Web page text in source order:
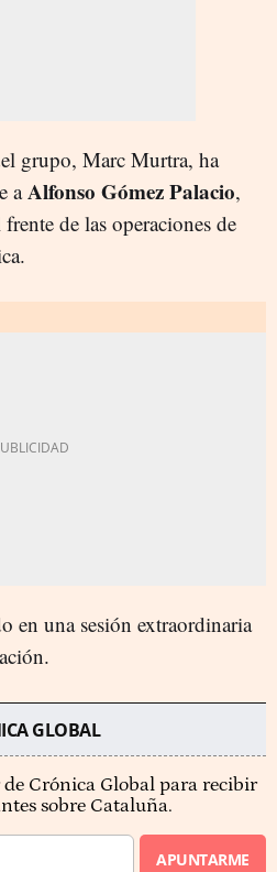
grupo, Marc Murtra, ha
aAlfonso Gómez Palacio,
de las operaciones de
en una sesión extraordinaria
GLOBAL
Crónica Global para recibir
sobre Cataluña.
APUNTARME